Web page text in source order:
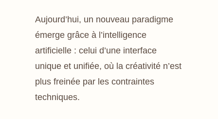
Aujourd’hui, un nouveau paradigme
émerge grâce à l’intelligence
artificielle : celui d’une interface
unique et unifiée, où la créativité n’est
plus freinée par les contraintes
techniques.